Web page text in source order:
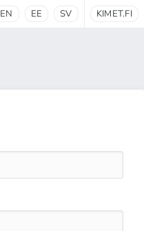
EN EE SV KIMET.FI